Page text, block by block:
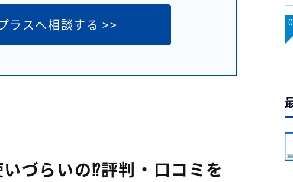
ラスへ相談する >>
づらいの⁉評判・口コミを